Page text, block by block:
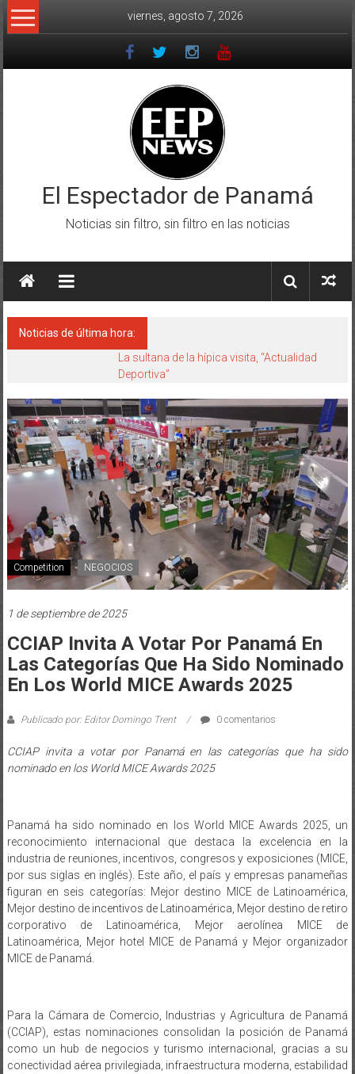
Saltar
al
viernes, agosto 7, 2026
El Espectador de Panamá
Noticias sin filtro, sin filtro en las noticias
Noticias de última hora:
La sultana de la hípica visita, “Actualidad
Deportiva”
Competition NEGOCIOS
1 de septiembre de 2025
CCIAP Invita A Votar Por Panamá En
Las Categorías Que Ha Sido Nominado
En Los World MICE Awards 2025
Publicado por: Editor Domingo Trent 0 comentarios
CCIAP invita a votar por Panamá en las categorías que ha sido
nominado en los World MICE Awards 2025
Panamá ha sido nominado en los World MICE Awards 2025, un
reconocimiento internacional que destaca la excelencia en la
industria de reuniones, incentivos, congresos y exposiciones (MICE,
por sus siglas en inglés). Este año, el país y empresas panameñas
figuran en seis categorías: Mejor destino MICE de Latinoamérica,
Mejor destino de incentivos de Latinoamérica, Mejor destino de retiro
corporativo de Latinoamérica, Mejor aerolínea MICE de
Latinoamérica, Mejor hotel MICE de Panamá y Mejor organizador
MICE de Panamá.
Para la Cámara de Comercio, Industrias y Agricultura de Panamá
(CCIAP), estas nominaciones consolidan la posición de Panamá
como un hub de negocios y turismo internacional, gracias a su
conectividad aérea privilegiada, infraestructura moderna, estabilidad